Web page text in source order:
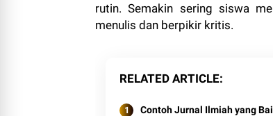
rutin. Semakin sering siswa
menulis dan berpikir kritis.
RELATED ARTICLE
Contoh Jurnal Ilmiah yang